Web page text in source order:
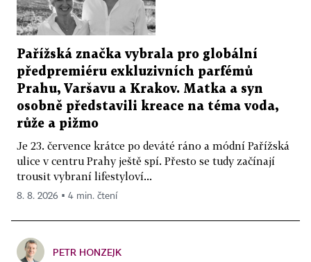
Pařížská značka vybrala pro globální
předpremiéru exkluzivních parfémů
Prahu, Varšavu a Krakov. Matka a syn
osobně představili kreace na téma voda,
růže a pižmo
Je 23. července krátce po deváté ráno a módní Pařížská
ulice v centru Prahy ještě spí. Přesto se tudy začínají
trousit vybraní lifestyloví...
8. 8. 2026 ▪ 4 min. čtení
PETR HONZEJK